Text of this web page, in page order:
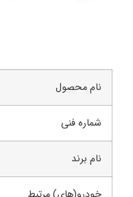
محصول